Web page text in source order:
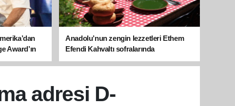
Award’ın
Anadolu’nun zengin lezzetleri Ethem
Efendi Kahvaltı sofralarında
adresi D-